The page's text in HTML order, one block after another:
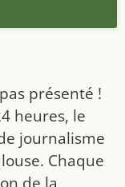
présenté !
heures, le
journalisme
Chaque
de la